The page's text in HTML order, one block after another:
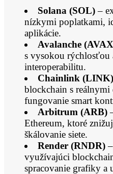
Solana (SOL)–
nízkymi poplatkami,
aplikácie.
Avalanche
s vysokou rýchlosťou
interoperabilitu.
Chainlink (LINK)
blockchain s
fungovanie smart
Arbitrum (ARB)
Ethereum, ktoré
škálovanie siete.
Render (RNDR)
využívajúci
spracovanie grafiky a